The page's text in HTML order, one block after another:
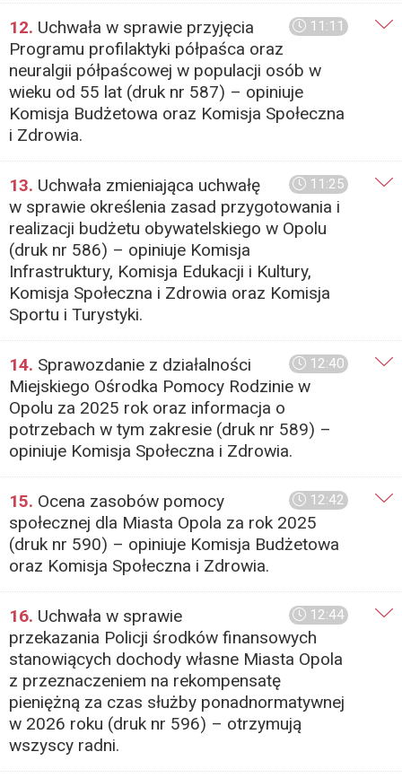
11:11
12. Uchwała w sprawie przyjęcia
Programu profilaktyki półpaśca oraz
neuralgii półpaścowej w populacji osób w
wieku od 55 lat (druk nr 587) – opiniuje
Komisja Budżetowa oraz Komisja Społeczna
i Zdrowia.
11:25
13. Uchwała zmieniająca uchwałę
w sprawie określenia zasad przygotowania i
realizacji budżetu obywatelskiego w Opolu
(druk nr 586) – opiniuje Komisja
Infrastruktury, Komisja Edukacji i Kultury,
Komisja Społeczna i Zdrowia oraz Komisja
Sportu i Turystyki.
12:40
14. Sprawozdanie z działalności
Miejskiego Ośrodka Pomocy Rodzinie w
Opolu za 2025 rok oraz informacja o
potrzebach w tym zakresie (druk nr 589) –
opiniuje Komisja Społeczna i Zdrowia.
12:42
15. Ocena zasobów pomocy
społecznej dla Miasta Opola za rok 2025
(druk nr 590) – opiniuje Komisja Budżetowa
oraz Komisja Społeczna i Zdrowia.
12:44
16. Uchwała w sprawie
przekazania Policji środków finansowych
stanowiących dochody własne Miasta Opola
z przeznaczeniem na rekompensatę
pieniężną za czas służby ponadnormatywnej
w 2026 roku (druk nr 596) – otrzymują
wszyscy radni.